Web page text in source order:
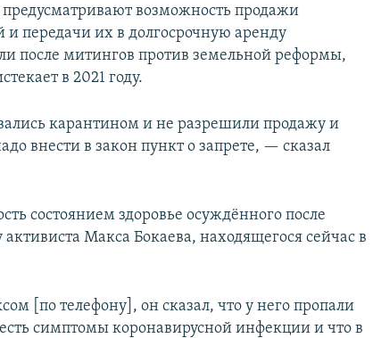
возможность продажи
и передачи их в долгосрочную аренду
после митингов против земельной реформы,
в 2021 году.
карантином и не разрешили продажу и
внести в закон пункт о запрете, — сказал
состоянием здоровье осуждённого после
Макса Бокаева, находящегося сейчас в
[по телефону], он сказал, что у него пропали
симптомы коронавирусной инфекции и что в